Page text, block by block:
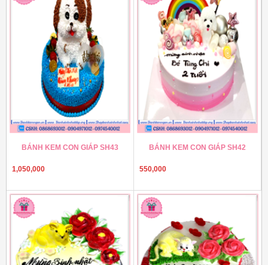
BÁNH KEM CON GIÁP SH43
1,050,000
BÁNH KEM CON GIÁP SH42
550,000